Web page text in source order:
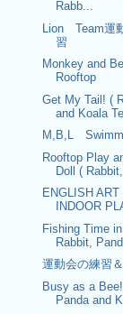
Rabb...
Lion Team運
習
Monkey and
Rooftop
Get My Tail! (
and Koala
M,B,L
Rooftop Play
Doll (
ENGLISH
INDOOR
Fishing Time
Rabbit,
運動会の練習
Busy as a
Panda and